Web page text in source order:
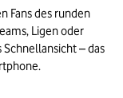
Fans des runden
Ligen oder
– das